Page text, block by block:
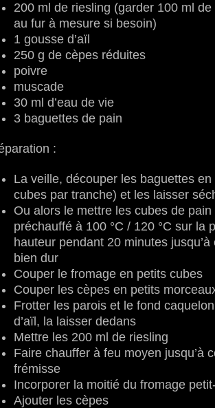
200 ml de riesling (garder 100 ml
au fur à mesure si besoin)
1 gousse d’aïl
250 g de cèpes réduites
poivre
muscade
30 ml d’eau de vie
3 baguettes de pain
:
La veille, découper les baguettes
cubes par tranche) et les laisser
Ou alors le mettre les cubes de pain
préchauffé à 100 °C / 120 °C sur la
hauteur pendant 20 minutes
bien dur
Couper le fromage en petits cubes
Couper les cèpes en petits
Frotter les parois et le fond
d’aïl, la laisser dedans
Mettre les 200 ml de riesling
Faire chauffer à feu moyen jusqu’à
frémisse
Incorporer la moitié du fromage
Ajouter les cèpes